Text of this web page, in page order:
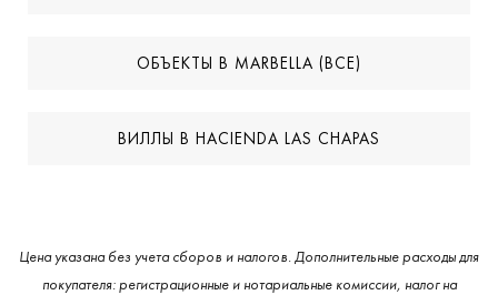
ОБЪЕКТЫ В MARBELLA (ВСЕ)
ВИЛЛЫ В HACIENDA LAS CHAPAS
Цена указана без учета сборов и налогов. Дополнительные расходы для
покупателя: регистрационные и нотариальные комиссии, налог на